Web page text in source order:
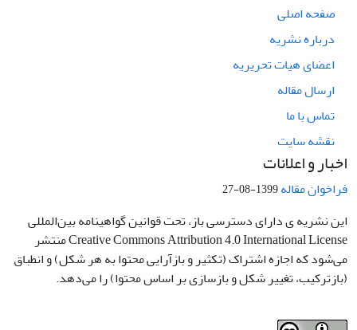
صفحه اصلی
درباره نشریه
اعضای هیات تحریریه
ارسال مقاله
تماس با ما
نقشه سایت
اخبار و اعلانات
فراخوان مقاله1399-08-27
این نشریه ی دارای دسترسی باز، تحت قوانین گواهینامه بین‌المللی
Creative Commons Attribution 4.0 International License منتشر
می‌شود که اجازه اشتراک (تکثیر و بازآرایی محتوا به هر شکل) و انطباق
(بازترکیب، تغییر شکل و بازسازی بر اساس محتوا) را می‌دهد.